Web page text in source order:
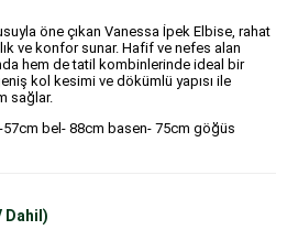
öne çıkan Vanessa İpek Elbise, rahat
ve konfor sunar. Hafif ve nefes alan
hem de tatil kombinlerinde ideal bir
kol kesimi ve dökümlü yapısı ile
sağlar.
bel- 88cm basen- 75cm göğüs
Dahil)